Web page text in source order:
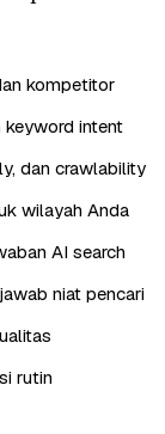
kompetitor
intent
dan crawlability
wilayah Anda
AI search
niat pencari
rutin